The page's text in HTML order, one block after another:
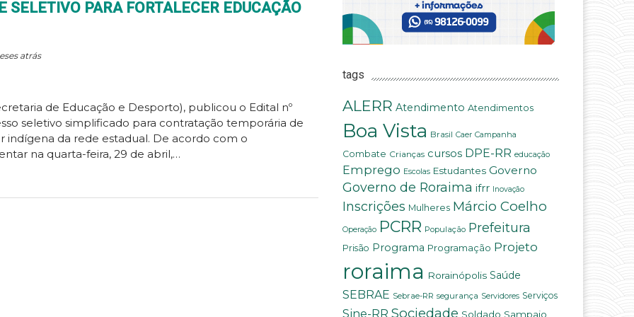
SELETIVO PARA FORTALECER EDUCAÇÃO
atrás
de Educação e Desporto), publicou o Edital nº
seletivo simplificado para contratação temporária de
indígena da rede estadual. De acordo com o
na quarta-feira, 29 de abril,…
tags
ALERR Atendimento Atendimentos
Boa Vista Brasil Caer Campanha
Combate Crianças cursos DPE-RR educação
Emprego Escolas Estudantes Governo
Governo de Roraima ifrr Inovação
Inscrições Mulheres Márcio Coelho
Operação PCRR População Prefeitura
Prisão Programa Programação Projeto
roraima Rorainópolis Saúde
SEBRAE Sebrae-RR segurança Servidores Serviços
Sine-RR Sociedade Soldado Sampaio